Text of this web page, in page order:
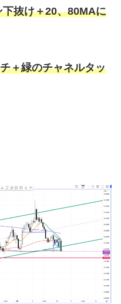
抜け＋20、80MAに
＋緑のチャネルタッ